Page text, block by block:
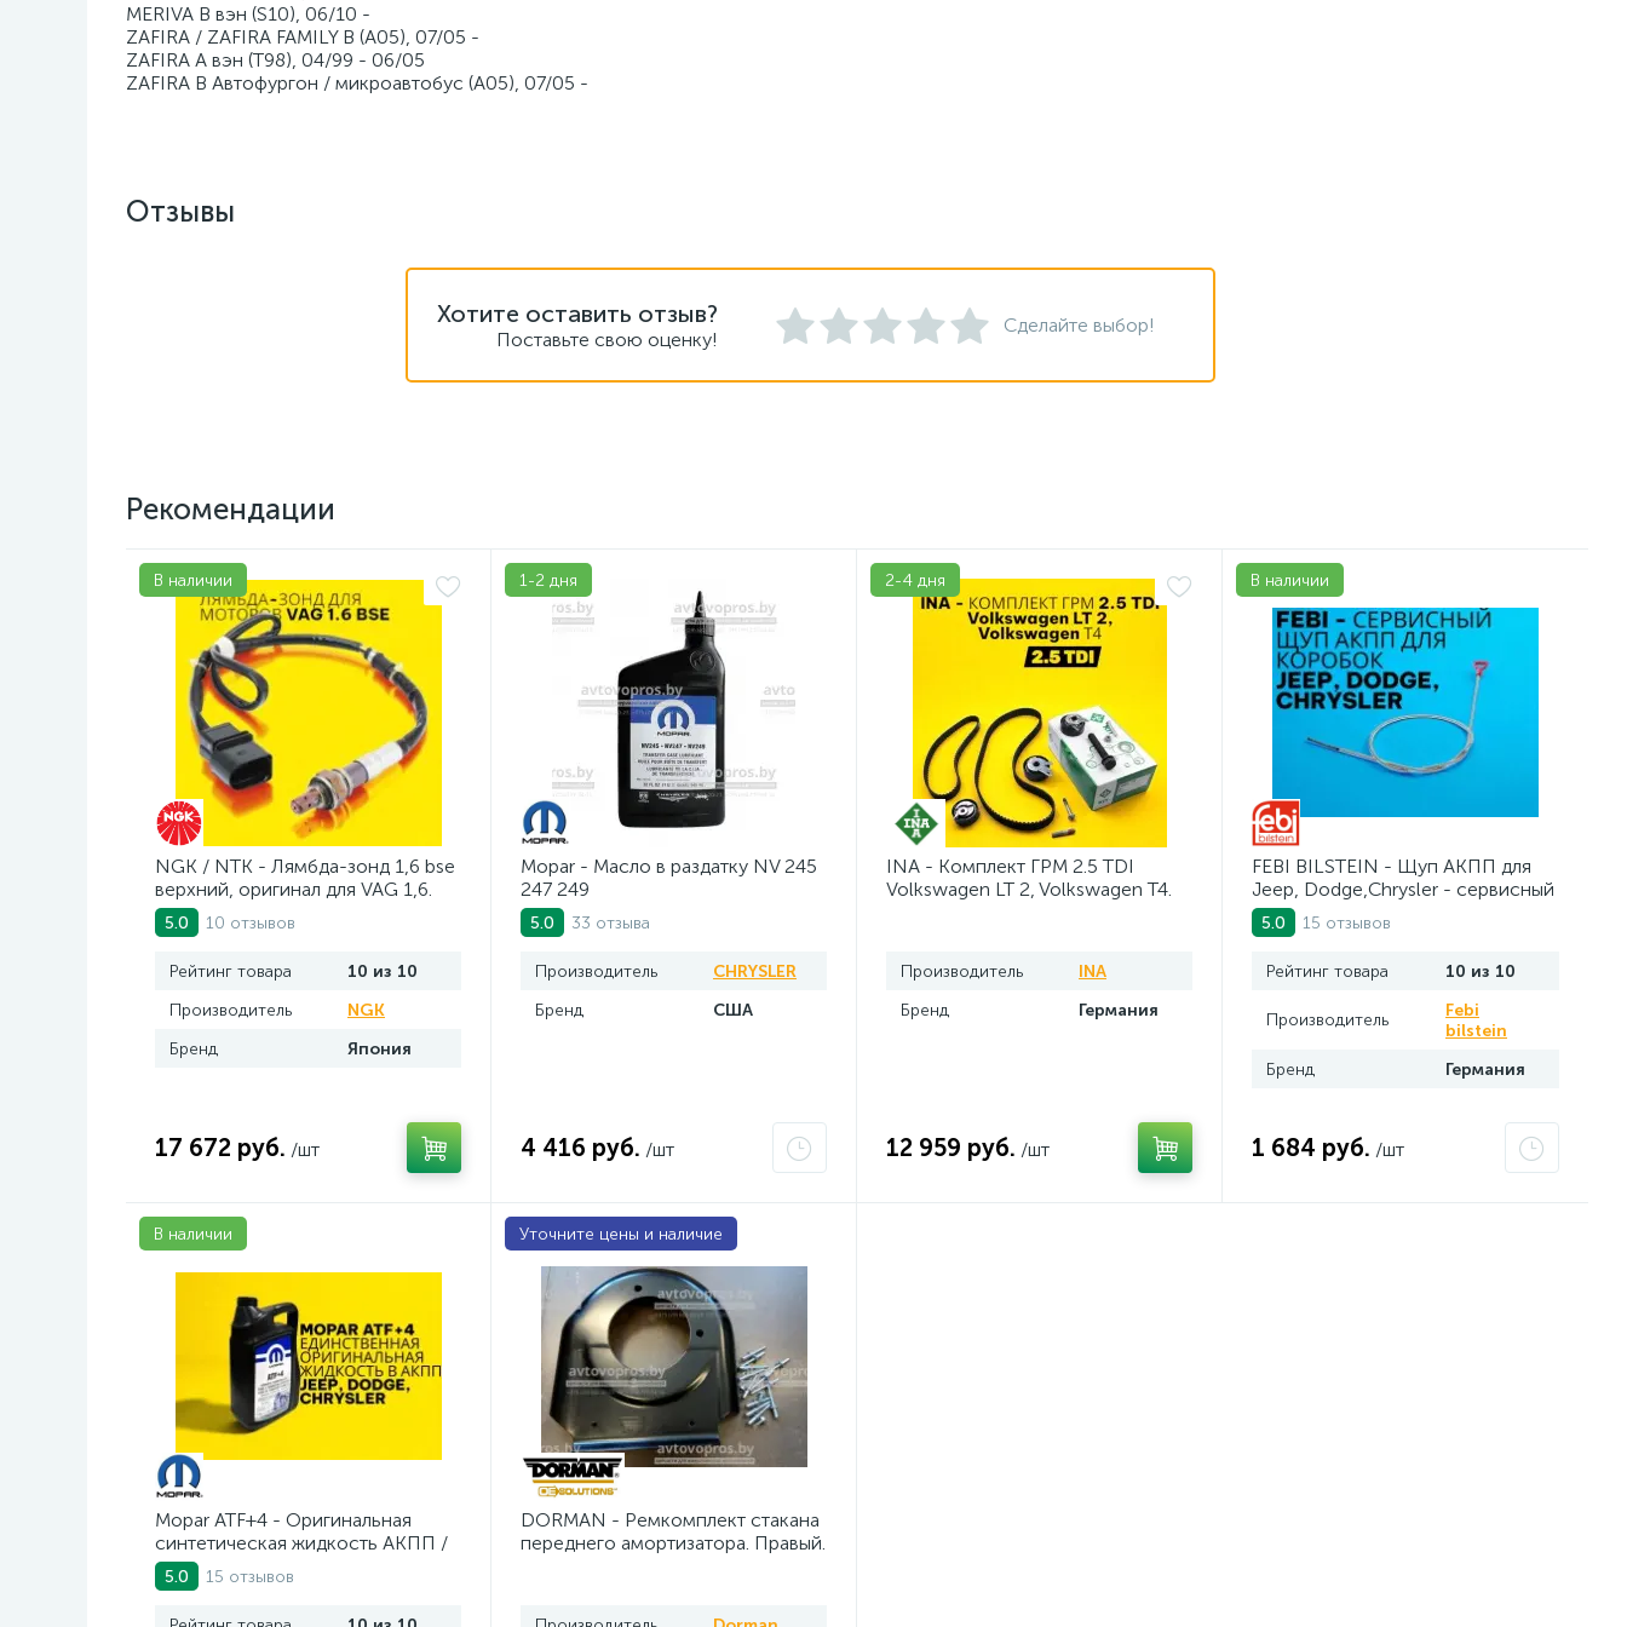
MERIVA B вэн (S10), 06/10 -
ZAFIRA / ZAFIRA FAMILY B (A05), 07/05 -
ZAFIRA A вэн (T98), 04/99 - 06/05
ZAFIRA B Автофургон / микроавтобус (A05), 07/05 -
Отзывы
Хотите оставить отзыв?
Поставьте свою оценку!
Сделайте выбор!
Рекомендации
В наличии
NGK / NTK - Лямбда-зонд 1,6 bse
верхний, оригинал для VAG 1,6.
Арт. AV2016BSE
5.0 10 отзывов
Рейтинг товара
10 из 10
Производитель
NGK
Бренд
Япония
17 672 руб. /шт
1-2 дня
Mopar - Масло в раздатку NV 245
247 249
5.0 33 отзыва
Производитель
CHRYSLER
Бренд
США
4 416 руб. /шт
2-4 дня
INA - Комплект ГРМ 2.5 TDI
Volkswagen LT 2, Volkswagen Т4.
Производитель
INA
Бренд
Германия
12 959 руб. /шт
В наличии
FEBI BILSTEIN - Щуп АКПП для
Jeep, Dodge,Chrysler - сервисный
инструмент. AV10JDC
5.0 15 отзывов
Рейтинг товара 10 из 10
Производитель
Febi
bilstein
Бренд
Германия
1 684 руб. /шт
В наличии
Mopar ATF+4 - Оригинальная
синтетическая жидкость АКПП /
5 л.
5.0 15 отзывов
Уточните цены и наличие
DORMAN - Ремкомплект стакана
переднего амортизатора. Правый.